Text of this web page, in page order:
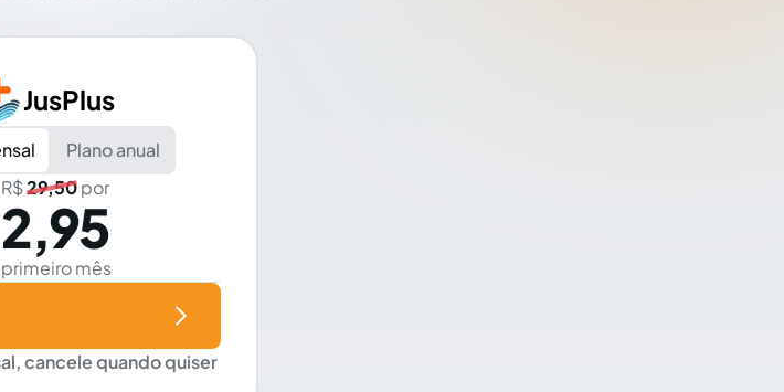
JusPlus
Plano anual
29,50por
2,95
mês
cancele quando quiser